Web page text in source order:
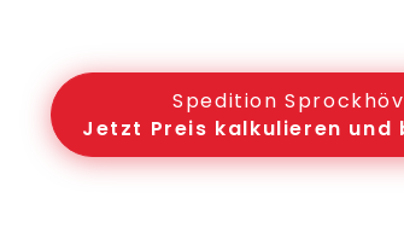
Spedition
Jetzt Preis kalkulieren und